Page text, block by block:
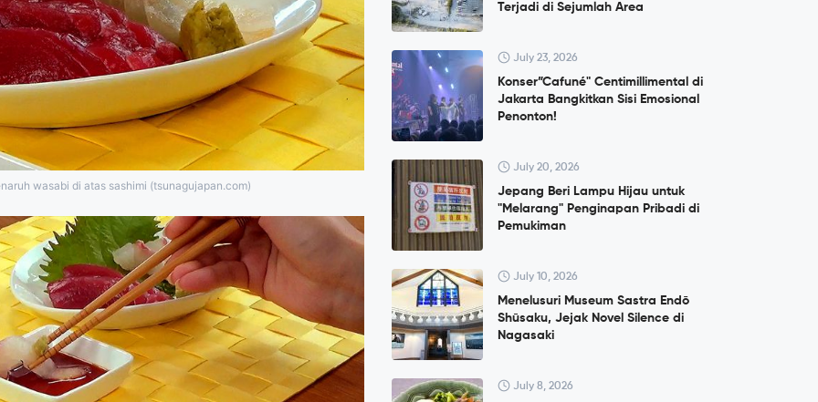
wasabi di atas sashimi (tsunagujapan.com)
Terjadi di Sejumlah Area
July 23, 2026
Konser”Cafuné" Centimillimental di
Jakarta Bangkitkan Sisi Emosional
Penonton!
July 20, 2026
Jepang Beri Lampu Hijau untuk
"Melarang" Penginapan Pribadi di
Pemukiman
July 10, 2026
Menelusuri Museum Sastra Endō
Shūsaku, Jejak Novel Silence di
Nagasaki
July 8, 2026